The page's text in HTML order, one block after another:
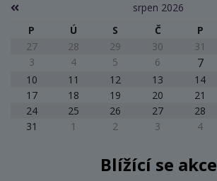
srpen 2026
P
Ú S Č P
27
28 29 30 31
3
4 5 6 7
10
11 12 13 14
17
18 19 20 21
24
25 26 27 28
31
1 2 3 4
Blížící se akce